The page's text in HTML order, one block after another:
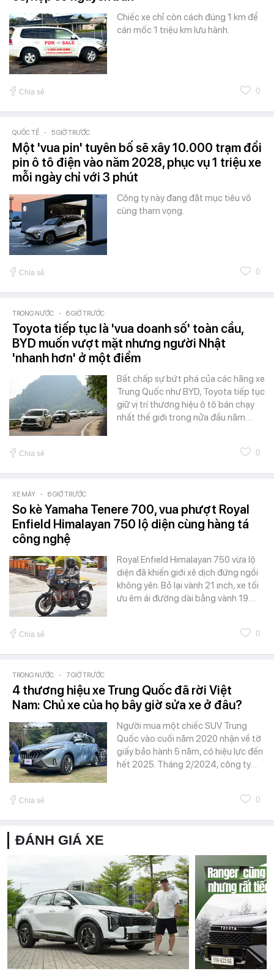
Chiếc xe chỉ còn cách đúng 1 km để
cán mốc 1 triệu km lưu hành.
Chia sẻ 0
QUỐC TẾ - 5 GIỜ TRƯỚC
Một 'vua pin' tuyên bố sẽ xây 10.000 trạm đổi
pin ô tô điện vào năm 2028, phục vụ 1 triệu xe
mỗi ngày chỉ với 3 phút
Công ty này đang đặt mục tiêu vô
cùng tham vọng.
Chia sẻ 0
TRONG NƯỚC - 6 GIỜ TRƯỚC
Toyota tiếp tục là 'vua doanh số' toàn cầu,
BYD muốn vượt mặt nhưng người Nhật
'nhanh hơn' ở một điểm
Bất chấp sự bứt phá của các hãng xe
Trung Quốc như BYD, Toyota tiếp tục
giữ vị trí thương hiệu ô tô bán chạy
nhất thế giới trong nửa đầu năm…
Chia sẻ 0
XE MÁY - 6 GIỜ TRƯỚC
So kè Yamaha Tenere 700, vua phượt Royal
Enfield Himalayan 750 lộ diện cùng hàng tá
công nghệ
Royal Enfield Himalayan 750 vừa lộ
diện đã khiến giới xê dịch đứng ngồi
không yên. Bỏ lại vành 21 inch, xe tối
ưu êm ái đường dài bằng vành 19…
Chia sẻ 0
TRONG NƯỚC - 7 GIỜ TRƯỚC
4 thương hiệu xe Trung Quốc đã rời Việt
Nam: Chủ xe của họ bây giờ sửa xe ở đâu?
Người mua một chiếc SUV Trung
Quốc vào cuối năm 2020 nhận về tờ
giấy bảo hành 5 năm, có hiệu lực đến
hết 2025. Tháng 2/2024, công ty…
Chia sẻ 0
ĐÁNH GIÁ XE